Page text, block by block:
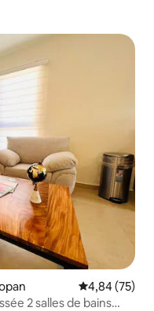
Évaluation
4,84 (75)
2 salles de bains